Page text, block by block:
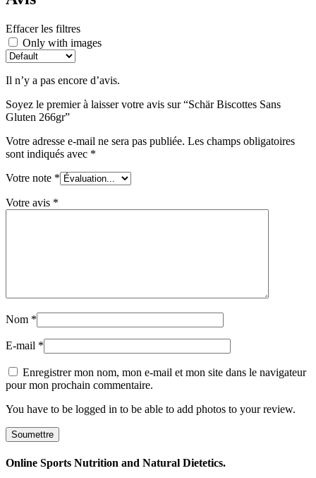
Effacer les filtres
Only with images
Il n’y a pas encore d’avis.
Soyez le premier à laisser votre avis sur “Schär Biscottes Sans
Gluten 266gr”
Votre adresse e-mail ne sera pas publiée. Les champs obligatoires
sont indiqués avec *
Votre note *
Votre avis *
Nom *
E-mail *
Enregistrer mon nom, mon e-mail et mon site dans le navigateur
pour mon prochain commentaire.
You have to be logged in to be able to add photos to your review.
Online Sports Nutrition and Natural Dietetics.